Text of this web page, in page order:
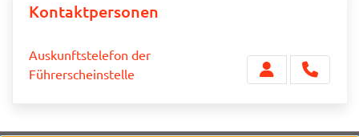
Kontaktpersonen
Auskunftstelefon der
Führerscheinstelle